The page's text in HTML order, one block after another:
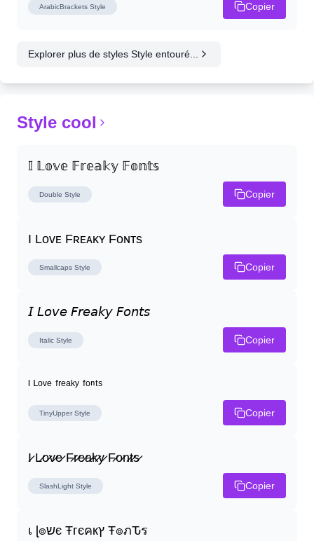
ArabicBrackets Style Copier
Explorer plus de styles Style entouré...
Style cool
𝕀 𝕃𝕠𝕧𝕖 𝔽𝕣𝕖𝕒𝕜𝕪 𝔽𝕠𝕟𝕥𝕤
Double Style Copier
I Lᴏᴠᴇ Fʀᴇᴀᴋʏ Fᴏɴᴛs
Smallcaps Style Copier
𝘐 𝘓𝘰𝘷𝘦 𝘍𝘳𝘦𝘢𝘬𝘺 𝘍𝘰𝘯𝘵𝘴
Italic Style Copier
ᴵ ᴸᵒᵛᵉ ᶠʳᵉᵃᵏʸ ᶠᵒⁿᵗˢ
TinyUpper Style Copier
I̷ L̷o̷v̷e̷ F̷r̷e̷a̷k̷y̷ F̷o̷n̷t̷s̷
SlashLight Style Copier
เ ɭ๏שє Ŧгєคкץ Ŧ๏ภԎร